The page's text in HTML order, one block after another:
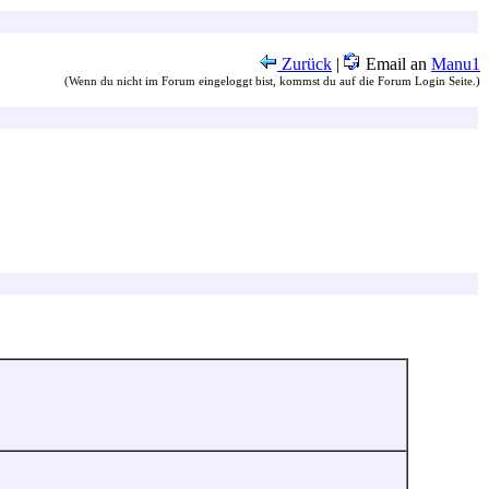
Zurück | Email an Manu1
(Wenn du nicht im Forum eingeloggt bist, kommst du auf die Forum Login Seite.)